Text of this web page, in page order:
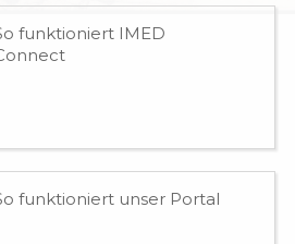
funktioniert IMED
funktioniert unser Portal